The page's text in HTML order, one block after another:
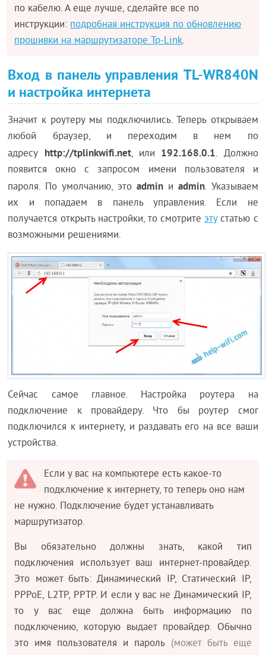
по кабелю. А еще лучше, сделайте все по
инструкции:подробная инструкция по обновлению
прошивки на маршрутизаторе Tp-Link.
Вход в панель управления TL-WR840N
и настройка интернета
Значит к роутеру мы подключились. Теперь открываем
любой браузер, и переходим в нем по
адресу http://tplinkwifi.net, или 192.168.0.1. Должно
появится окно с запросом имени пользователя и
пароля. По умолчанию, это adminи admin. Указываем
их и попадаем в панель управления. Если не
получается открыть настройки, то смотритеэтустатью с
возможными решениями.
Сейчас самое главное. Настройка роутера на
подключение к провайдеру. Что бы роутер смог
подключился к интернету, и раздавать его на все ваши
устройства.
Если у вас на компьютере есть какое-то
подключение к интернету, то теперь оно нам
не нужно. Подключение будет устанавливать
маршрутизатор.
Вы обязательно должны знать, какой тип
подключения использует ваш интернет-провайдер.
Это может быть: Динамический IP, Статический IP,
PPPoE, L2TP, PPTP. И если у вас не Динамический IP,
то у вас еще должна быть информацию по
подключению, которую выдает провайдер. Обычно
это имя пользователя и пароль (может быть еще